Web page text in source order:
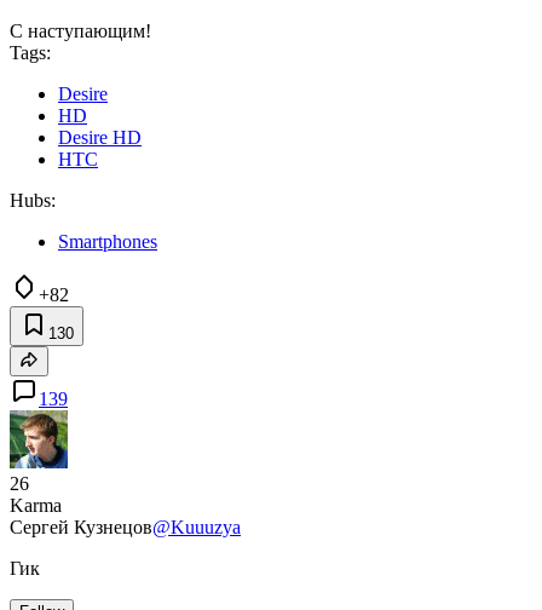
С наступающим!
Tags:
Desire
HD
Desire HD
HTC
Hubs:
Smartphones
+82
130
139
26
Karma
Сергей Кузнецов@Kuuuzya
Гик